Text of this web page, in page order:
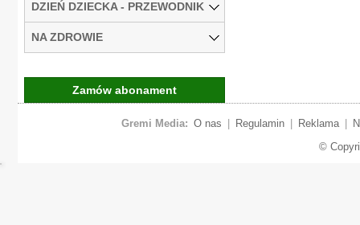
DZIEŃ DZIECKA - PRZEWODNIK
NA ZDROWIE
Zamów abonament
Gremi Media: O nas Regulamin Reklama
©